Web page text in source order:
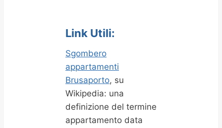
Link Utili:
Sgombero
appartamenti
Brusaporto, su
Wikipedia: una
definizione del termine
appartamento data